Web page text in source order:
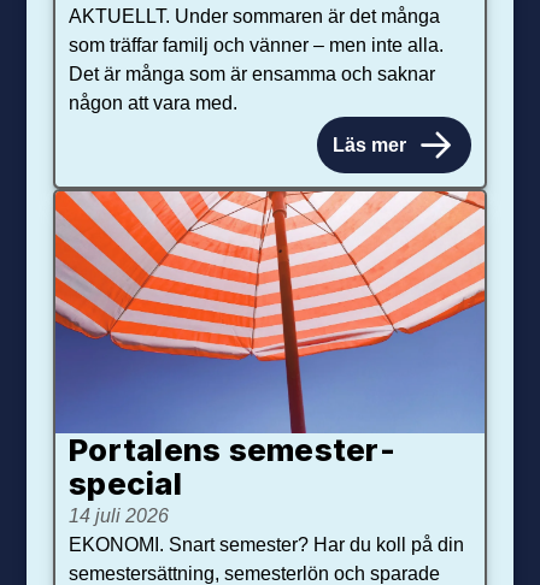
AKTUELLT. Under sommaren är det många
som träffar familj och vänner – men inte alla.
Det är många som är ensamma och saknar
någon att vara med.
Läs mer
Portalens semester­
special
14 juli 2026
EKONOMI. Snart semester? Har du koll på din
semestersättning, semesterlön och sparade